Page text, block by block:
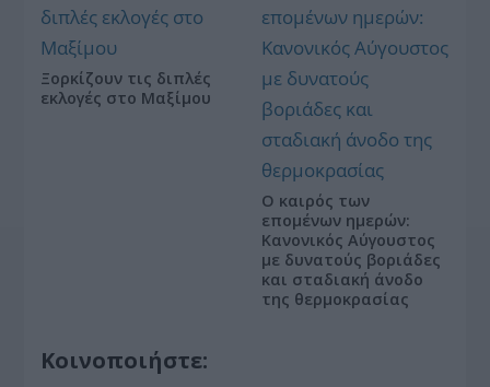
Ξορκίζουν τις διπλές
εκλογές στο Μαξίμου
Ο καιρός των
επομένων ημερών:
Κανονικός Αύγουστος
με δυνατούς βοριάδες
και σταδιακή άνοδο
της θερμοκρασίας
Κοινοποιήστε: